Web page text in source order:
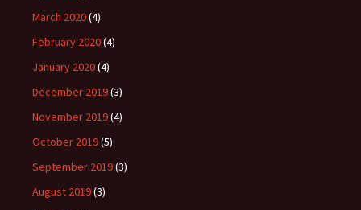
March 2020(4)
February 2020(4)
January 2020(4)
December 2019(3)
November 2019(4)
October 2019(5)
September 2019(3)
August 2019(3)